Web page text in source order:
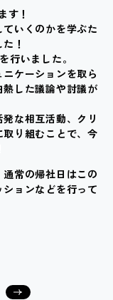
す！
いくのかを学ぶた
！
行いました。
ケーションを取ら
した議論や討議が
な相互活動、クリ
り組むことで、今
常の帰社日はこの
ョンなどを行って
前の